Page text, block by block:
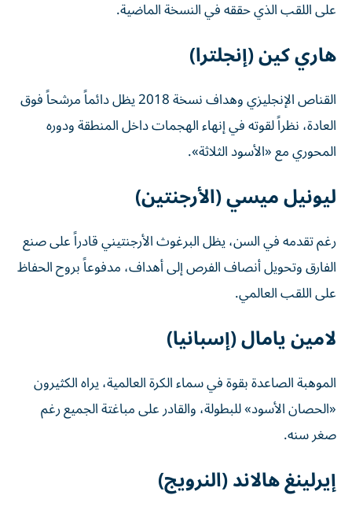
على اللقب الذي حققه في النسخة الماضية.
هاري كين (إنجلترا)
القناص الإنجليزي وهداف نسخة 2018 يظل دائماً مرشحاً فوق
العادة، نظراً لقوته في إنهاء الهجمات داخل المنطقة ودوره
المحوري مع «الأسود الثلاثة».
ليونيل ميسي (الأرجنتين)
رغم تقدمه في السن، يظل البرغوث الأرجنتيني قادراً على صنع
الفارق وتحويل أنصاف الفرص إلى أهداف، مدفوعاً بروح الحفاظ
على اللقب العالمي.
لامين يامال (إسبانيا)
الموهبة الصاعدة بقوة في سماء الكرة العالمية، يراه الكثيرون
«الحصان الأسود» للبطولة، والقادر على مباغتة الجميع رغم
صغر سنه.
إيرلينغ هالاند (النرويج)